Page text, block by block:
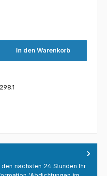
In den Warenkorb
nächsten 24 Stunden Ihr